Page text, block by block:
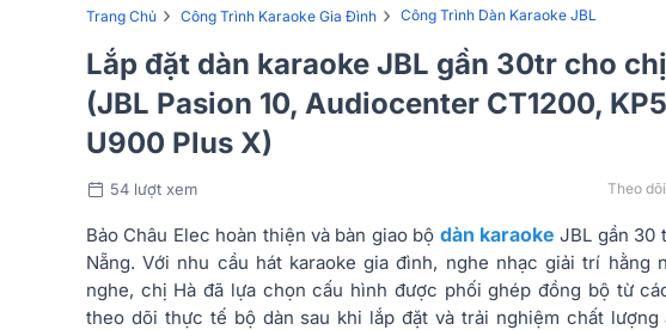
Trang Chủ › Công Trình Karaoke Gia Đình › Công Trình Dàn Karaoke JBL
Lắp đặt dàn karaoke JBL gần 30tr cho
(JBL Pasion 10, Audiocenter CT1200,
U900 Plus X)
54 lượt xem Theo
Bảo Châu Elec hoàn thiện và bàn giao bộ dàn karaoke JBL gần 30
Nẵng. Với nhu cầu hát karaoke gia đình, nghe nhạc giải trí hằng
nghe, chị Hà đã lựa chọn cấu hình được phối ghép đồng bộ từ
theo dõi thực tế bộ dàn sau khi lắp đặt và trải nghiệm chất lượng